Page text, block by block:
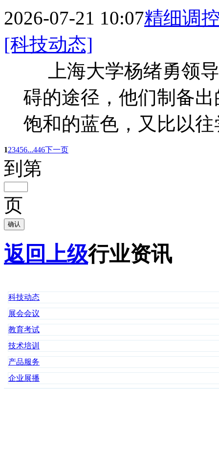
2026-07-21 10:07精细调
[科技动态]
上海大学杨绪勇领
碍的途径，他们制备
饱和的蓝色，又比以
123456...446 下一页
到第
页
确认
返回上级行业资讯
科技动态
展会会议
教育考试
技术培训
产品服务
企业展播